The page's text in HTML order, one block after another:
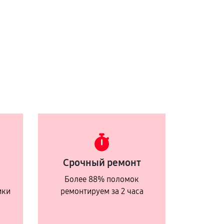
Срочный ремонт
Более 88% поломок
ремонтируем за 2 часа